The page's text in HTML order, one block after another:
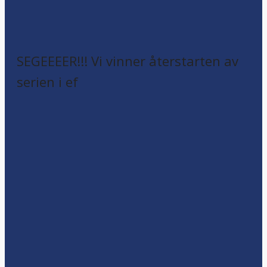
SEGEEEER!!! Vi vinner återstarten av
serien i ef